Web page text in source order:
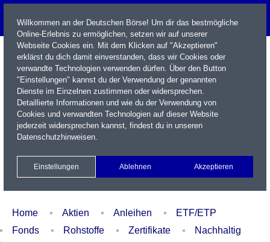
Name / WKN / ISIN / Kürzel
Xetra Realtime
Watchlist Portfolio Login
Home Aktien Anleihen
ETF/ETP
Fonds
Rohstoffe Zertifikate
Nachhaltig
Willkommen an der Deutschen Börse! Um dir das bestmögliche
Online-Erlebnis zu ermöglichen, setzen wir auf unserer
Webseite Cookies ein. Mit dem Klicken auf "Akzeptieren"
erklärst du dich damit einverstanden, dass wir Cookies oder
verwandte Technologien verwenden dürfen. Über den Button
"Einstellungen" kannst du der Verwendung der genannten
Dienste im Einzelnen zustimmen oder widersprechen.
Detaillierte Informationen und wie du der Verwendung von
Cookies und verwandten Technologien auf dieser Website
jederzeit widersprechen kannst, findest du in unseren
Datenschutzhinweisen.
Einstellungen Ablehnen Akzeptieren